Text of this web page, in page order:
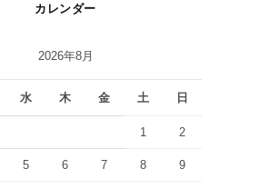
カレンダー
2026年8月
水 木 金 土 日
1 2
5 6 7 8 9